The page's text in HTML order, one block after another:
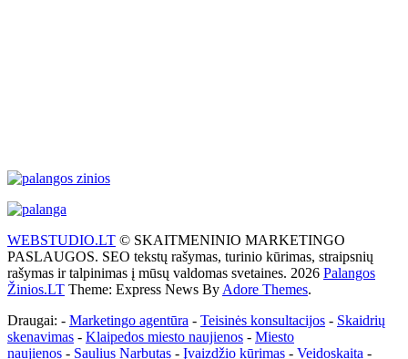
WEBSTUDIO.LT © SKAITMENINIO MARKETINGO
PASLAUGOS. SEO tekstų rašymas, turinio kūrimas, straipsnių
rašymas ir talpinimas į mūsų valdomas svetaines. 2026 Palangos
Žinios.LT Theme: Express News By Adore Themes.
Draugai: - Marketingo agentūra - Teisinės konsultacijos - Skaidrių
skenavimas - Klaipedos miesto naujienos - Miesto
naujienos - Saulius Narbutas - Įvaizdžio kūrimas - Veidoskaita -